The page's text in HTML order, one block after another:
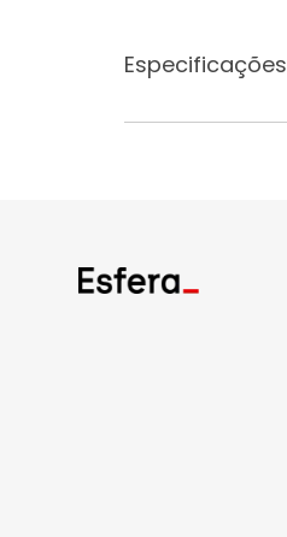
Especificações